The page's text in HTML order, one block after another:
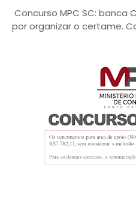
Concurso MPC SC: banca
por organizar o certame.